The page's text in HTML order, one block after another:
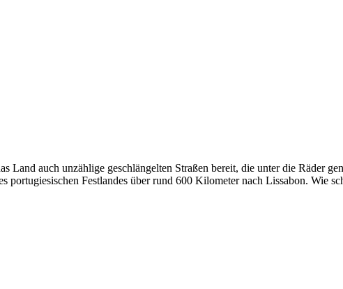
Land auch unzählige geschlängelten Straßen bereit, die unter die Räder
portugiesischen Festlandes über rund 600 Kilometer nach Lissabon. Wie